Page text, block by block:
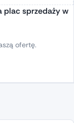
plac sprzedaży w
ofertę.